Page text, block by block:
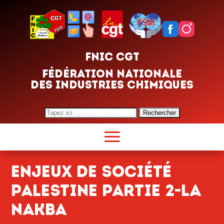
FNIC CGT
FÉDÉRATION NATIONALE
DES INDUSTRIES CHIMIQUES
Search
for:
ENJEUX DE SOCIÉTé
PALESTINE PARTIE 2-LA
NAKBA